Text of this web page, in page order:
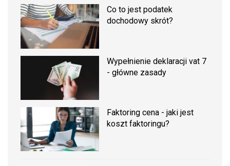
Co to jest podatek
dochodowy skrót?
Wypełnienie deklaracji vat 7
- główne zasady
Faktoring cena - jaki jest
koszt faktoringu?